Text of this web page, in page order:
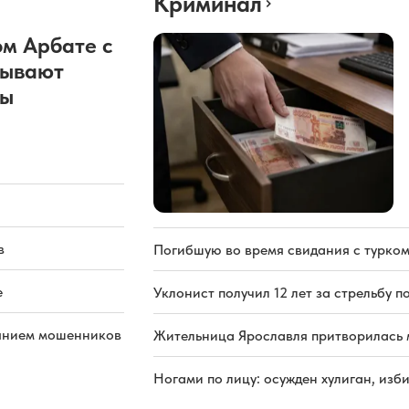
Арбате с
мошенников
Погибшую во время свидания с
Уклонист получил 12 лет за стрельбу
Жительница Ярославля
Ногами по лицу: осужден хулиган,